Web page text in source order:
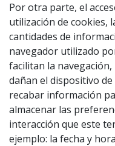
Por otra parte, el
utilización de cookies,
cantidades de
navegador utilizado
facilitan la
dañan el dispositivo
recabar información
almacenar las
interacción que este
ejemplo: la fecha y